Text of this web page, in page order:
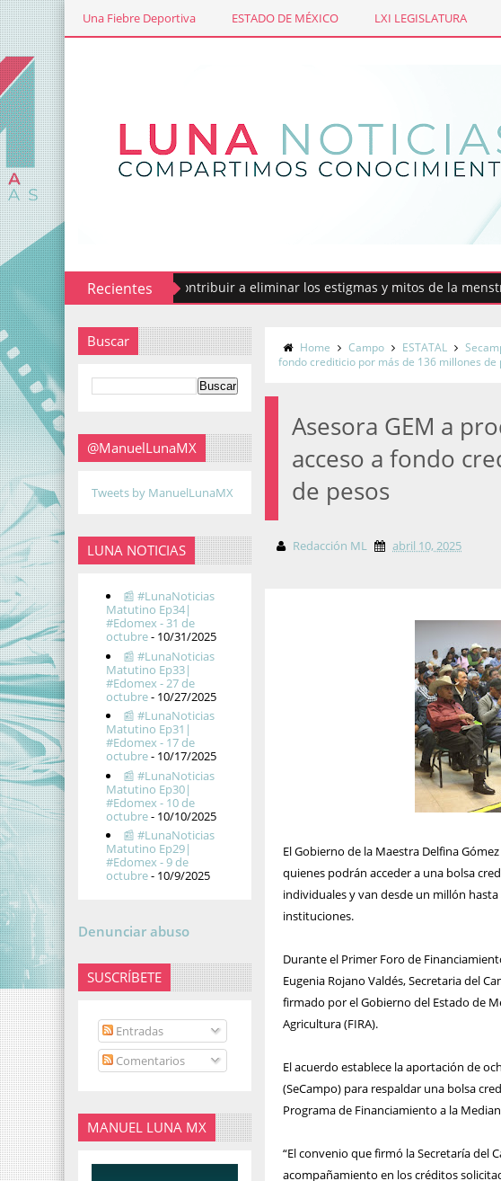
Una Fiebre Deportiva ESTADO DE MÉXICO LXI LEGISLATURA
Recientes
Codhem busca contribuir a eliminar los estigmas y mitos de la menstruación
Buscar
@ManuelLunaMX
Tweets by ManuelLunaMX
LUNA NOTICIAS
📰 #LunaNoticias
Matutino Ep34|
#Edomex - 31 de
octubre- 10/31/2025
📰 #LunaNoticias
Matutino Ep33|
#Edomex - 27 de
octubre- 10/27/2025
📰 #LunaNoticias
Matutino Ep31|
#Edomex - 17 de
octubre- 10/17/2025
📰 #LunaNoticias
Matutino Ep30|
#Edomex - 10 de
octubre- 10/10/2025
📰 #LunaNoticias
Matutino Ep29|
#Edomex - 9 de
octubre- 10/9/2025
Denunciar abuso
SUSCRÍBETE
Entradas
Comentarios
MANUEL LUNA MX
Home Campo ESTATAL
fondo crediticio por más de 136 millones de
Asesora GEM a
acceso a fondo
de pesos
Redacción ML abril 10, 2025
El Gobierno de la Maestra Delfina
quienes podrán acceder a una bolsa
individuales y van desde un millón
instituciones.
Durante el Primer Foro de
Eugenia Rojano Valdés, Secretaria del
firmado por el Gobierno del Estado de
Agricultura (FIRA).
El acuerdo establece la aportación de
(SeCampo) para respaldar una bolsa
Programa de Financiamiento a la
“El convenio que firmó la Secretaría del
acompañamiento en los créditos